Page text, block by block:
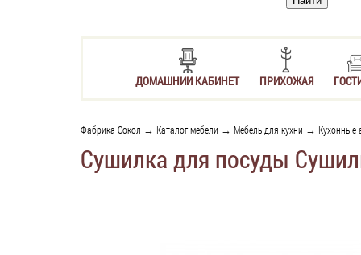
ДОМАШНИЙ КАБИНЕТ ПРИХОЖАЯ
Фабрика Сокол → Каталог мебели → Мебель для кухни → Кухонные
Сушилка для посуды